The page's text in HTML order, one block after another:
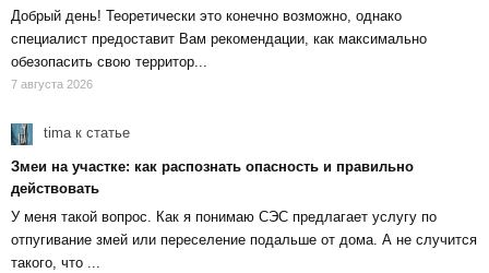
Добрый день! Теоретически это конечно возможно, однако
специалист предоставит Вам рекомендации, как максимально
обезопасить свою территор...
7 августа 2026
timaк статье
Змеи на участке: как распознать опасность и правильно
действовать
У меня такой вопрос. Как я понимаю СЭС предлагает услугу по
отпугивание змей или переселение подальше от дома. А не случится
такого, что ...